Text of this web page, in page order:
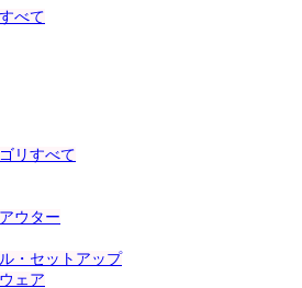
べて
リすべて
ウター
・セットアップ
ェア